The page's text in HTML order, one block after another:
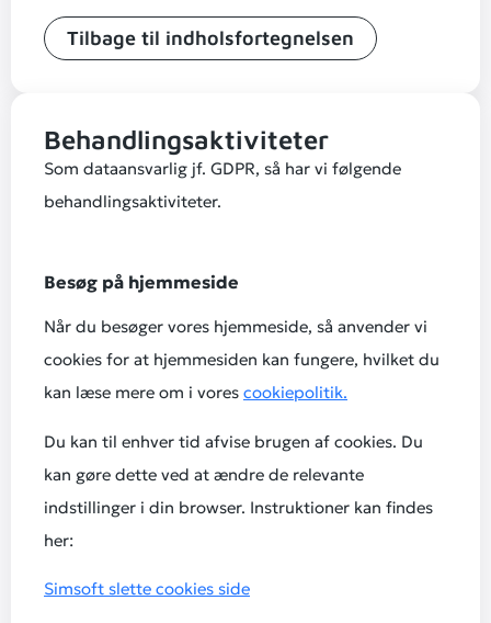
Tilbage til indholsfortegnelsen
Behandlingsaktiviteter
Som dataansvarlig jf. GDPR, så har vi følgende
behandlingsaktiviteter.
Besøg på hjemmeside
Når du besøger vores hjemmeside, så anvender vi
cookies for at hjemmesiden kan fungere, hvilket du
kan læse mere om i vores cookiepolitik.
Du kan til enhver tid afvise brugen af cookies. Du
kan gøre dette ved at ændre de relevante
indstillinger i din browser. Instruktioner kan findes
her:
Simsoft slette cookies side